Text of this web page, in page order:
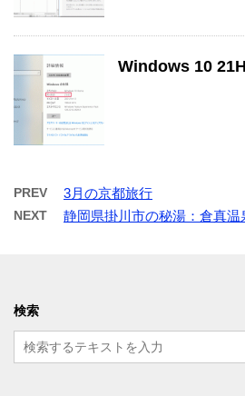
Windows 10
PREV 3月の京都旅行
NEXT 静岡県掛川市の秘湯：倉真
検索